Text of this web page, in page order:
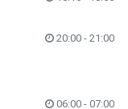
20:00 - 21:00
06:00 - 07:00